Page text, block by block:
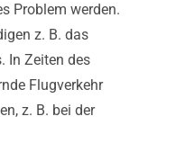
Problem werden.
z. B. das
In Zeiten des
Flugverkehr
z. B. bei der